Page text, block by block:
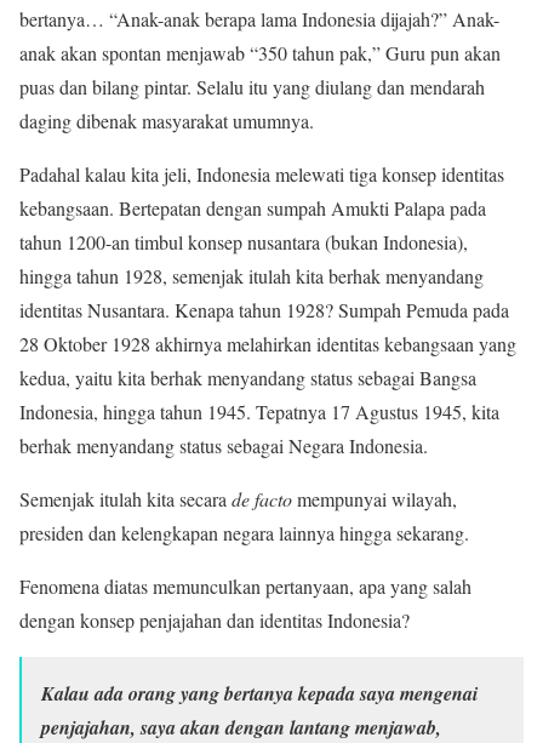
bertanya… “Anak-anak berapa lama Indonesia dijajah?” Anak-
anak akan spontan menjawab “350 tahun pak,” Guru pun akan
puas dan bilang pintar. Selalu itu yang diulang dan mendarah
daging dibenak masyarakat umumnya.
Padahal kalau kita jeli, Indonesia melewati tiga konsep identitas
kebangsaan. Bertepatan dengan sumpah Amukti Palapa pada
tahun 1200-an timbul konsep nusantara (bukan Indonesia),
hingga tahun 1928, semenjak itulah kita berhak menyandang
identitas Nusantara. Kenapa tahun 1928? Sumpah Pemuda pada
28 Oktober 1928 akhirnya melahirkan identitas kebangsaan yang
kedua, yaitu kita berhak menyandang status sebagai Bangsa
Indonesia, hingga tahun 1945. Tepatnya 17 Agustus 1945, kita
berhak menyandang status sebagai Negara Indonesia.
Semenjak itulah kita secara de factomempunyai wilayah,
presiden dan kelengkapan negara lainnya hingga sekarang.
Fenomena diatas memunculkan pertanyaan, apa yang salah
dengan konsep penjajahan dan identitas Indonesia?
Kalau ada orang yang bertanya kepada saya mengenai
penjajahan, saya akan dengan lantang menjawab,